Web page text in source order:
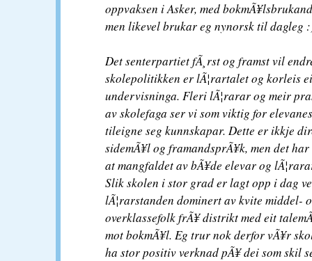
oppvaksen i Asker, med
men likevel brukar eg nynorsk til dagleg
Det senterpartiet fÃ¸rst og framst vil
skolepolitikken er lÃ¦rartalet og korleis
undervisninga. Fleri lÃ¦rarar og meir
av skolefaga ser vi som viktig for
tileigne seg kunnskapar. Dette er ikkje
sidemÃ¥l og framandsprÃ¥k, men det
at mangfaldet av bÃ¥de elevar og
Slik skolen i stor grad er lagt opp i dag
lÃ¦rarstanden dominert av kvite middel-
overklassefolk frÃ¥ distrikt med eit
mot bokmÃ¥l. Eg trur nok derfor vÃ¥r
ha stor positiv verknad pÃ¥ dei som skil